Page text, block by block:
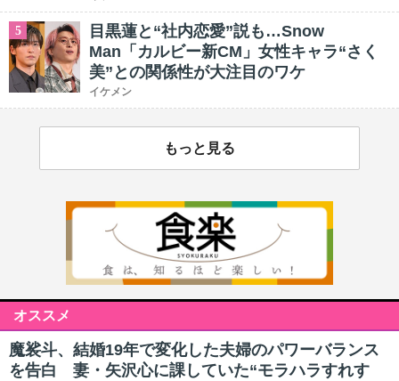
5
目黒蓮と“社内恋愛”説も…Snow
Man「カルビー新CM」女性キャラ“さく
美”との関係性が大注目のワケ
イケメン
もっと見る
オススメ
魔裟斗、結婚19年で変化した夫婦のパワーバランス
を告白 妻・矢沢心に課していた“モラハラすれす